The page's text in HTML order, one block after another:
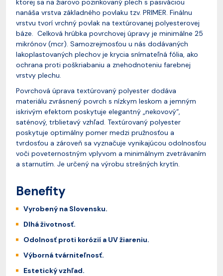
ktorej sa na žiarovo pozinkovaný plech s pasiváciou
nanáša vrstva základného povlaku tzv. PRIMER. Finálnu
vrstvu tvorí vrchný povlak na textúrovanej polyesterovej
báze. Celková hrúbka povrchovej úpravy je minimálne 25
mikrónov (mcr). Samozrejmosťou u nás dodávaných
lakoplastovaných plechov je krycia snímateľná fólia, ako
ochrana proti poškriabaniu a znehodnoteniu farebnej
vrstvy plechu.
Povrchová úprava textúrovaný polyester dodáva
materiálu zvrásnený povrch s nízkym leskom a jemným
iskrivým efektom poskytuje elegantný „nekovový“,
saténový, trblietavý vzhľad. Textúrovaný polyester
poskytuje optimálny pomer medzi pružnosťou a
tvrdosťou a zároveň sa vyznačuje vynikajúcou odolnosťou
voči poveternostným vplyvom a minimálnym zvetrávaním
a starnutím. Je určený na výrobu strešných krytín.
Benefity
Vyrobený na Slovensku.
Dlhá životnosť.
Odolnosť proti korózií a UV žiareniu.
Výborná tvárniteľnosť.
Estetický vzhľad.